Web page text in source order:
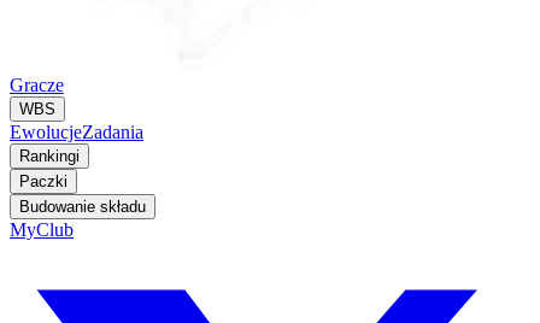
Gracze
WBS
EwolucjeZadania
Rankingi
Paczki
Budowanie składu
MyClub